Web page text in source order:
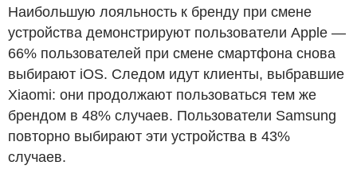
Наибольшую лояльность к бренду при смене
устройства демонстрируют пользователи Apple —
66% пользователей при смене смартфона снова
выбирают iOS. Следом идут клиенты, выбравшие
Xiaomi: они продолжают пользоваться тем же
брендом в 48% случаев. Пользователи Samsung
повторно выбирают эти устройства в 43%
случаев.